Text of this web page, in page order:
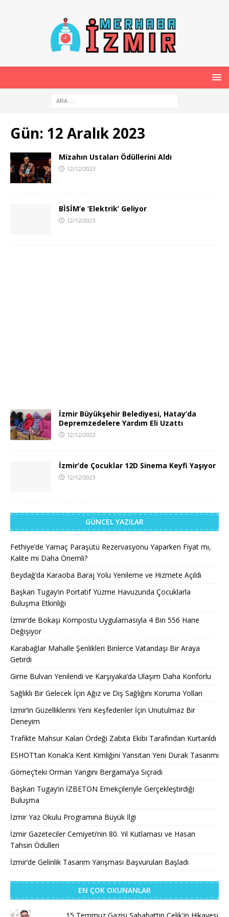
Gün: 12 Aralık 2023
Mizahın Ustaları Ödüllerini Aldı
12/12/2023
BİSİM’e ’Elektrik’ Geliyor
12/12/2023
İzmir Büyükşehir Belediyesi, Hatay’da
Depremzedelere Yardım Eli Uzattı
12/12/2023
İzmir’de Çocuklar 12D Sinema Keyfi Yaşıyor
12/12/2023
GÜNCEL YAZILAR
Fethiye’de Yamaç Paraşütü Rezervasyonu Yaparken Fiyat mı,
Kalite mi Daha Önemli?
Beydağ’da Karaoba Baraj Yolu Yenileme ve Hizmete Açıldı
Başkan Tugay’ın Portatif Yüzme Havuzunda Çocuklarla
Buluşma Etkinliği
İzmir’de Bokaşi Kompostu Uygulamasıyla 4 Bin 556 Hane
Değişiyor
Karabağlar Mahalle Şenlikleri Binlerce Vatandaşı Bir Araya
Getirdi
Girne Bulvarı Yenilendi ve Karşıyaka’da Ulaşım Daha Konforlu
Sağlıklı Bir Gelecek İçin Ağız ve Diş Sağlığını Koruma Yolları
İzmir’in Güzelliklerini Yeni Keşfedenler İçin Unutulmaz Bir
Deneyim
Trafikte Mahsur Kalan Ördeği Zabıta Ekibi Tarafından Kurtarıldı
ESHOT’tan Konak’a Kent Kimliğini Yansıtan Yeni Durak Tasarımı
Gömeç’teki Orman Yangını Bergama’ya Sıçradı
Başkan Tugay’ın İZBETON Emekçileriyle Gerçekleştirdiği
Buluşma
İzmir Yaz Okulu Programına Büyük İlgi
İzmir Gazeteciler Cemiyeti’nin 80. Yıl Kutlaması ve Hasan
Tahsin Ödülleri
İzmir’de Gelinlik Tasarım Yarışması Başvuruları Başladı
EN ÇOK OKUNANLAR